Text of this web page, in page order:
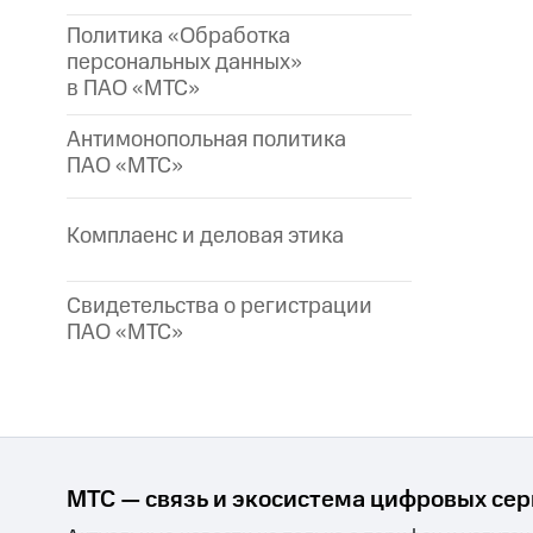
Политика «Обработка
персональных данных»
в ПАО «МТС»
Антимонопольная политика
ПАО «МТС»
Комплаенс и деловая этика
Свидетельства о регистрации
ПАО «МТС»
МТС — связь и экосистема цифровых